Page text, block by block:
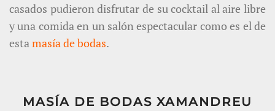
casados pudieron disfrutar de su cocktail al aire libre
y una comida en un salón espectacular como es el de
estamasía de bodas.
MASÍA DE BODAS XAMANDREU